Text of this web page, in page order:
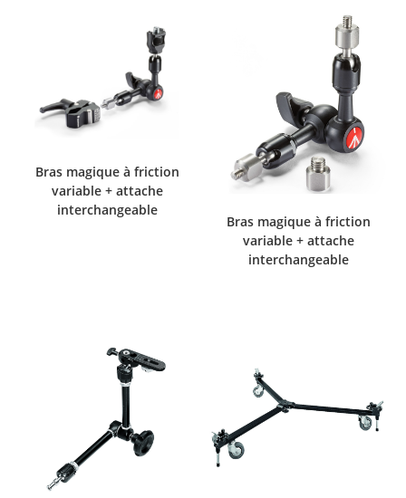
Bras magique à friction
variable + attache
interchangeable
Bras magique à friction
variable + attache
interchangeable